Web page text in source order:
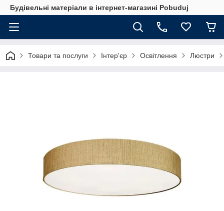
Будівельні матеріали в інтернет-магазині Pobuduj
Товари та послуги Інтер'єр Освітлення Люстри